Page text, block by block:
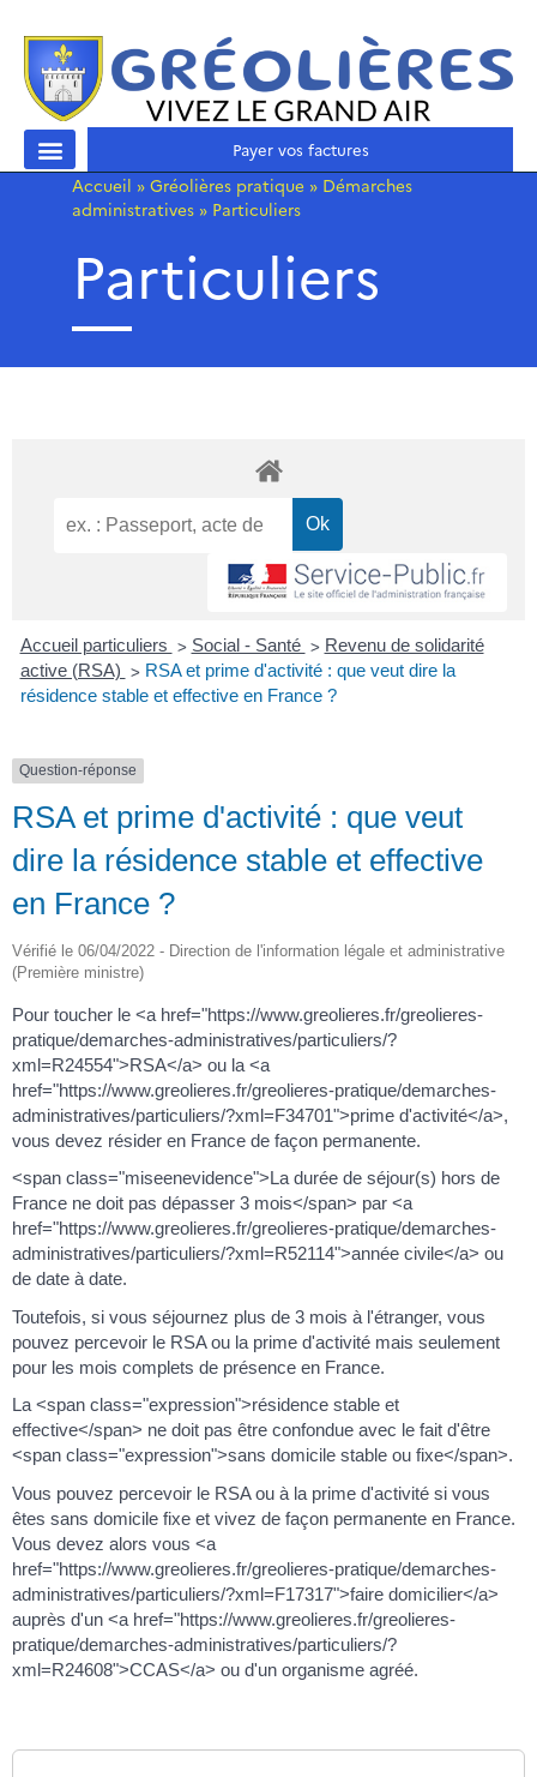
Payer vos factures
Accueil » Gréolières pratique » Démarches
administratives » Particuliers
Particuliers
Accueil particuliers > Social - Santé > Revenu de solidarité
active (RSA) > RSA et prime d'activité : que veut dire la
résidence stable et effective en France ?
Question-réponse
RSA et prime d'activité : que veut
dire la résidence stable et effective
en France ?
Vérifié le 06/04/2022 - Direction de l'information légale et administrative
(Première ministre)
Pour toucher le <a href="https://www.greolieres.fr/greolieres-
pratique/demarches-administratives/particuliers/?
xml=R24554">RSA</a> ou la <a
href="https://www.greolieres.fr/greolieres-pratique/demarches-
administratives/particuliers/?xml=F34701">prime d'activité</a>,
vous devez résider en France de façon permanente.
<span class="miseenevidence">La durée de séjour(s) hors de
France ne doit pas dépasser 3 mois</span> par <a
href="https://www.greolieres.fr/greolieres-pratique/demarches-
administratives/particuliers/?xml=R52114">année civile</a> ou
de date à date.
Toutefois, si vous séjournez plus de 3 mois à l'étranger, vous
pouvez percevoir le RSA ou la prime d'activité mais seulement
pour les mois complets de présence en France.
La <span class="expression">résidence stable et
effective</span> ne doit pas être confondue avec le fait d'être
<span class="expression">sans domicile stable ou fixe</span>.
Vous pouvez percevoir le RSA ou à la prime d'activité si vous
êtes sans domicile fixe et vivez de façon permanente en France.
Vous devez alors vous <a
href="https://www.greolieres.fr/greolieres-pratique/demarches-
administratives/particuliers/?xml=F17317">faire domicilier</a>
auprès d'un <a href="https://www.greolieres.fr/greolieres-
pratique/demarches-administratives/particuliers/?
xml=R24608">CCAS</a> ou d'un organisme agréé.